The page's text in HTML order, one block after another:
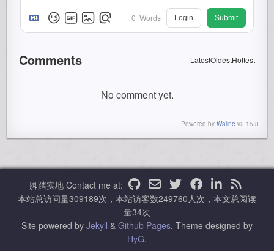
0 Words Login Submit
Comments LatestOldestHottest
No comment yet.
Powered by Waline v2.15.8
脚踏实地 Contact me at:
本站总访问量309189次，本站访客数249760人次，本文总阅读
量34次
Site powered by Jekyll & Github Pages. Theme designed by
HyG.